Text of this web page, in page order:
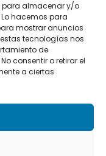
para almacenar y/o
hacemos para
mostrar anuncios
tecnologías nos
de
consentir o retirar el
a ciertas
privacidad